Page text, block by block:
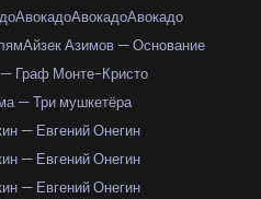
АвокадоАвокадоАвокадо
Айзек Азимов — Основание
Граф Монте-Кристо
— Три мушкетёра
— Евгений Онегин
— Евгений Онегин
— Евгений Онегин